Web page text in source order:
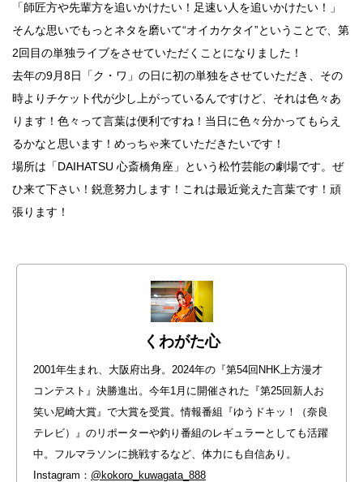
ズのキ
ャップ
頓堀
銭湯
「師匠方や先輩方を追いかけたい！足速い人を追いかけたい！」
そんな思いでもっとネタを磨いて“オイカケタイ”ということで、第
2回目の単独ライブをさせていただくことになりました！
去年の9月8日「ク・ワ」の日に初の単独をさせていただき、その
時よりチケット代が少し上がっているんですけど、それは色々あ
ります！色々って言葉は便利ですね！当日に色々分かってもらえ
るかなと思います！めっちゃ来ていただきたいです！
場所は「DAIHATSU 心斎橋角座」という松竹芸能の劇場です。ぜ
ひ来て下さい！鋭意努力します！これは最近覚えた言葉です！頑
張ります！
くわがた心
2001年生まれ、大阪府出身。2024年の『第54回NHK上方漫才
コンテスト』決勝進出。今年1月に開催された『第25回新人お
笑い尼崎大賞』で大賞を受賞。情報番組『ゆうドキッ！（奈良
テレビ）』のリポーターや釣り番組のレギュラーとしても活躍
中。フルマラソンに挑戦するなど、体力にも自信あり。
Instagram： @kokoro_kuwagata_888